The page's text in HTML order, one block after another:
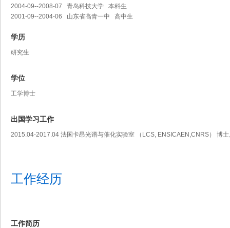
2004-09--2008-07 青岛科技大学 本科生
2001-09--2004-06 山东省高青一中 高中生
学历
研究生
学位
工学博士
出国学习工作
2015.04-2017.04 法国卡昂光谱与催化实验室 （LCS, ENSICAEN,CNRS） 博
工作经历
工作简历